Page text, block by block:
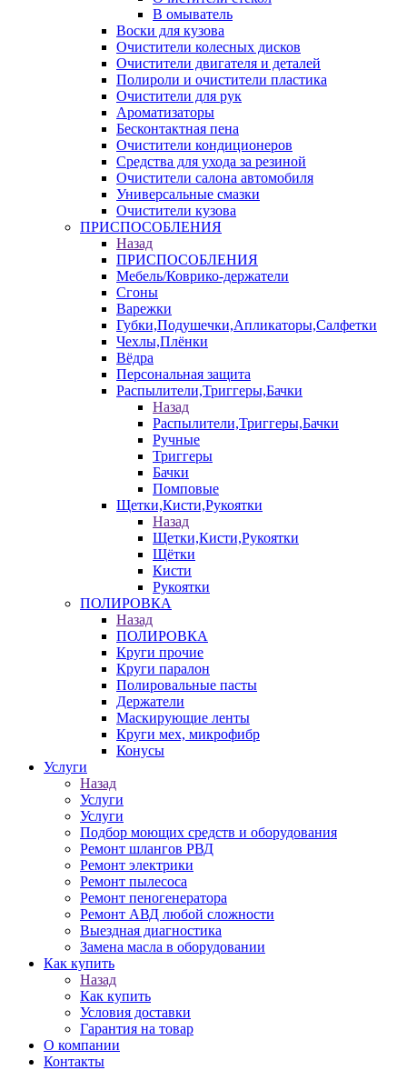
В омыватель
Воски для кузова
Очистители колесных дисков
Очистители двигателя и деталей
Полироли и очистители пластика
Очистители для рук
Ароматизаторы
Бесконтактная пена
Очистители кондиционеров
Средства для ухода за резиной
Очистители салона автомобиля
Универсальные смазки
Очистители кузова
ПРИСПОСОБЛЕНИЯ
Назад
ПРИСПОСОБЛЕНИЯ
Мебель/Коврико-держатели
Сгоны
Варежки
Губки,Подушечки,Апликаторы,Салфетки
Чехлы,Плёнки
Вёдра
Персональная защита
Распылители,Триггеры,Бачки
Назад
Распылители,Триггеры,Бачки
Ручные
Триггеры
Бачки
Помповые
Щетки,Кисти,Рукоятки
Назад
Щетки,Кисти,Рукоятки
Щётки
Кисти
Рукоятки
ПОЛИРОВКА
Назад
ПОЛИРОВКА
Круги прочие
Круги паралон
Полировальные пасты
Держатели
Маскирующие ленты
Круги мех, микрофибр
Конусы
Услуги
Назад
Услуги
Услуги
Подбор моющих средств и оборудования
Ремонт шлангов РВД
Ремонт электрики
Ремонт пылесоса
Ремонт пеногенератора
Ремонт АВД любой сложности
Выездная диагностика
Замена масла в оборудовании
Как купить
Назад
Как купить
Условия доставки
Гарантия на товар
О компании
Контакты